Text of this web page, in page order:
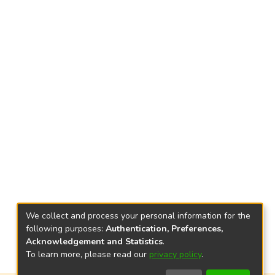
We collect and process your personal information for the
following purposes: Authentication, Preferences,
Acknowledgement and Statistics.
To learn more, please read our privacy policy.